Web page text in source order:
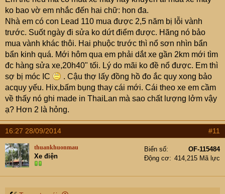
ko bao vờ em nhắc đến hai chữ: hon đa.
Nhà em có con Lead 110 mua được 2,5 năm bị lỗi vành
trước. Suốt ngày đi sửa ko dứt điểm được. Hãng nó bảo
mua vành khác thôi. Hai phuộc trước thì nổ sơn nhìn bẩn
bẩn kinh quá. Mới hôm qua em phải dắt xe gần 2km mới tìm
đc hàng sửa xe,20h40" tối. Lý do mãi ko đề nổ được. Em thì
sợ bị móc IC
. Cậu thợ lấy đồng hồ đo ắc quy xong bảo
acquy yếu. Hix,bấm bụng thay cái mới. Cái theo xe em cầm
về thấy nó ghi made in ThaiLan mà sao chất lượng lởm vậy
ạ? Hơn 2 là hỏng.
16:27 28/09/2014 #11
thuankhuonmau
Xe điện
Biển số
OF-115484
Động cơ
414,215 Mã lực